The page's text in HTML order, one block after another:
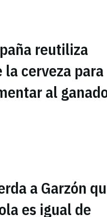
reutiliza
la cerveza para
al
a Garzón
es igual de